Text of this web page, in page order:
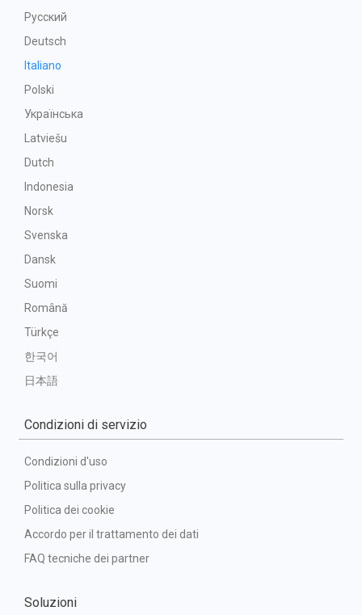
Русский
Deutsch
Italiano
Polski
Українська
Latviešu
Dutch
Indonesia
Norsk
Svenska
Dansk
Suomi
Română
Türkçe
한국어
日本語
Condizioni di servizio
Condizioni d'uso
Politica sulla privacy
Politica dei cookie
Accordo per il trattamento dei dati
FAQ tecniche dei partner
Soluzioni